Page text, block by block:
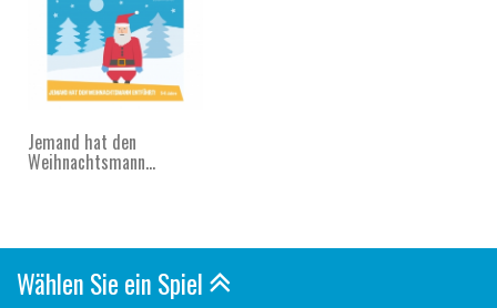
Jemand hat den
Weihnachtsmann...
Wählen Sie ein Spiel